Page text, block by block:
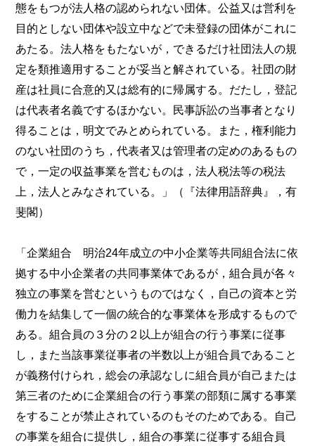
態をもつが法人格の認められない団体。公益又は営利を
目的としない団体や設立中などで未登録の団体がこれに
あたる。法人格をもたないが，できるだけ社団法人の規
定を類推適用することが妥当と解されている。社団の財
産は社員に合意的又は総有的に帰属する。だたし，登記
は代表者名義でするほかない。民事訴訟の当事者となり
得ることは，明文でみとめられている。また，権利能力
のない社団のうち，代表者又は管理者の定めのあるもの
で，一定の収益事業を営むものは，法人税法等の税法
上，法人とみなされている。」（『法律用語辞典』，有
斐閣）
「企業組合 明治24年成立の中小企業等共同組合法に依
拠する中小企業者の共同事業体であるが，組合員が各々
独立の事業を営むというものではなく，自己の資本と労
働力を結集して一個の統合的な事業体を形成するもので
ある。組合員の３分の２以上が組合の行う事業に従事
し，また当該事業従事者の半数以上が組合員であること
が義務付けられ，総会の承認なしに組合員が自己または
第三者のために企業組合の行う事業の部類に属する事業
をすることが禁止されているのもそのためである。自己
の事業を組合に提供し，組合の事業に従事する組合員